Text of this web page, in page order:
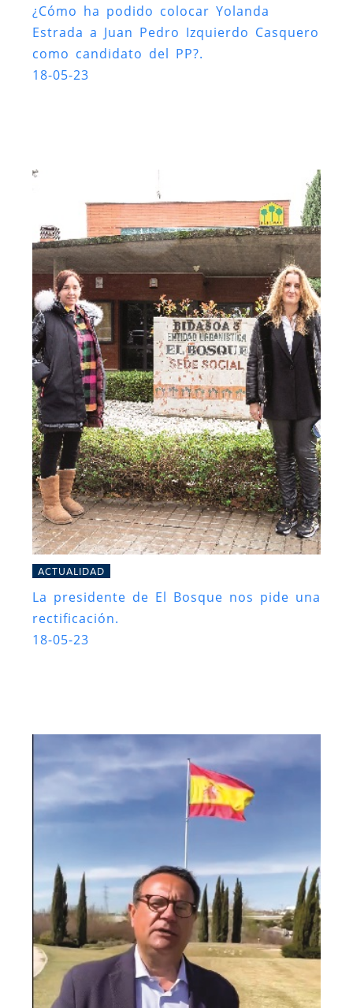
¿Cómo ha podido colocar Yolanda
Estrada a Juan Pedro Izquierdo Casquero
como candidato del PP?.
18-05-23
ACTUALIDAD
La presidente de El Bosque nos pide una
rectificación.
18-05-23